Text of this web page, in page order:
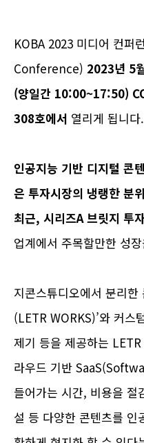
KOBA 2023 미디어 컨퍼
Conference) 2023년 5
(양일간 10:00~17:50)
308호에서 열리게 됩니다.
인공지능 기반 디지털 콘
은 투자시장의 냉랭한 분
최근, 시리즈A 브릿지 투
업계에서 주목할만한 성
지콘스튜디오에서 분리한
(LETR WORKS)’와 커스
제기 등을 제공하는
라우드 기반
들어가는 시간, 비용을 절
설 등 다양한 콘텐츠를 인